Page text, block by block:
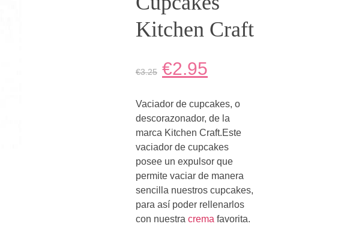
Kitchen Craft
€3.25 €2.95
Vaciador de cupcakes, o
descorazonador, de la
marca Kitchen Craft.Este
vaciador de cupcakes
posee un expulsor que
permite vaciar de manera
sencilla nuestros cupcakes,
para así poder rellenarlos
con nuestra crema favorita.